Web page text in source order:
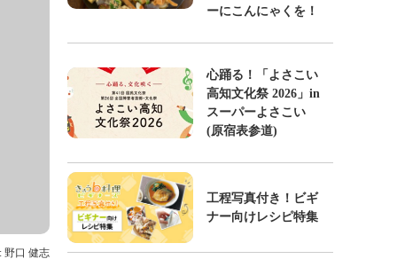
野口 健志
ーにこんにゃくを！
心踊る！「よさこい
高知文化祭 2026」in
スーパーよさこい
(原宿表参道)
工程写真付き！ビギ
ナー向けレシピ特集